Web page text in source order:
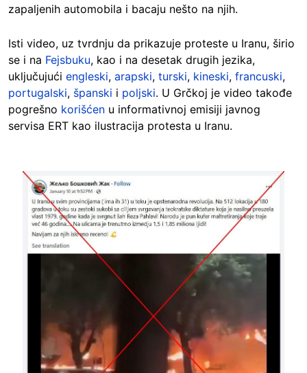
zapaljenih automobila i bacaju nešto na njih.
Isti video, uz tvrdnju da prikazuje proteste u Iranu, širio
se i na Fejsbuku, kao i na desetak drugih jezika,
uključujući engleski, arapski, turski, kineski, francuski,
portugalski, španski i poljski. U Grčkoj je video takođe
pogrešno korišćen u informativnoj emisiji javnog
servisa ERT kao ilustracija protesta u Iranu.
Image